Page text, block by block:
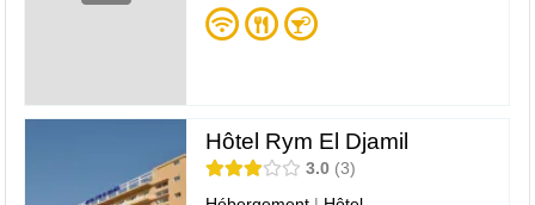
Hôtel Rym El Djamil
3.0 3